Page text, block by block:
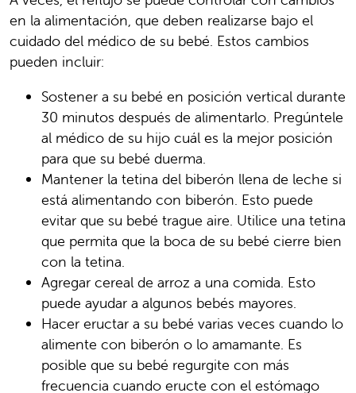
en la alimentación, que deben realizarse bajo el
cuidado del médico de su bebé. Estos cambios
pueden incluir:
Sostener a su bebé en posición vertical durante
30 minutos después de alimentarlo. Pregúntele
al médico de su hijo cuál es la mejor posición
para que su bebé duerma.
Mantener la tetina del biberón llena de leche si
está alimentando con biberón. Esto puede
evitar que su bebé trague aire. Utilice una tetina
que permita que la boca de su bebé cierre bien
con la tetina.
Agregar cereal de arroz a una comida. Esto
puede ayudar a algunos bebés mayores.
Hacer eructar a su bebé varias veces cuando lo
alimente con biberón o lo amamante. Es
posible que su bebé regurgite con más
frecuencia cuando eructe con el estómago